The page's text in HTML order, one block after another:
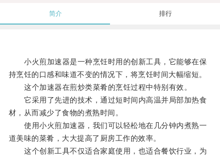
简介 排行
小火煎加速器是一种烹饪时用的创新工具，它能够在保
持烹饪的口感和味道不变的情况下，将烹饪时间大幅缩短。
这个加速器在煎炒类菜肴的烹饪过程中特别有效。
它采用了先进的技术，通过短时间内高温并局部加热食
材，从而减少了食物的煮熟时间。
使用小火煎加速器，我们可以轻松地在几分钟内煮熟一
道美味的菜肴，大大提高了厨房工作的效率。
这个创新工具不仅适合家庭使用，也适合餐饮行业，为